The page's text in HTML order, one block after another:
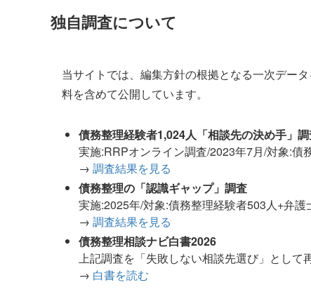
独自調査について
当サイトでは、編集方針の根拠となる一次デー
料を含めて公開しています。
債務整理経験者1,024人「相談先の決め手」
実施:RRPオンライン調査/2023年7月/対象:債
→ 調査結果を見る
債務整理の「認識ギャップ」調査
実施:2025年/対象:債務整理経験者503人+弁
→ 調査結果を見る
債務整理相談ナビ白書2026
上記調査を「失敗しない相談先選び」として
→ 白書を読む